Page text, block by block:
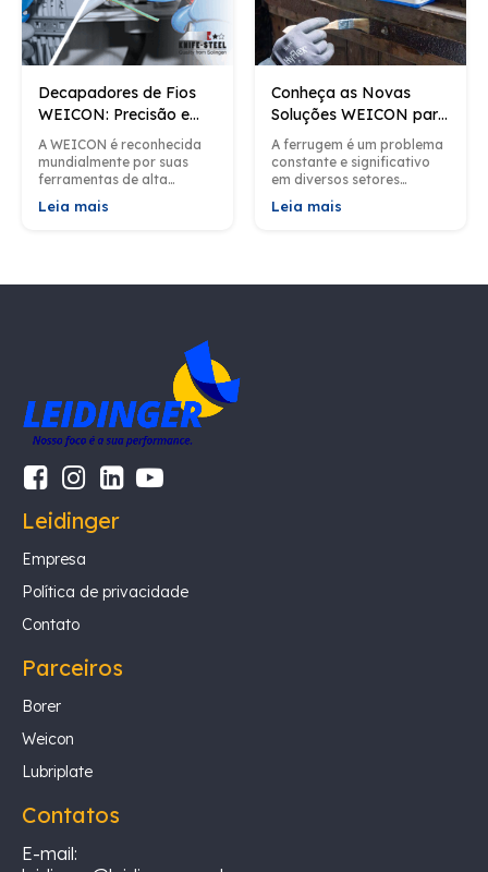
Decapadores de Fios
WEICON: Precisão e
Versatilidade para
Profissionais e
Entusiastas​
A WEICON é reconhecida
mundialmente por suas
ferramentas de alta
qualidade; da mesma
forma, seus decapadores
Leia mais
Conheça as Novas
Soluções WEICON para
Remoção de Ferrugem
A ferrugem é um problema
constante e significativo
em diversos setores
industriais, afetando
estruturas metálicas,
Leia mais
Leidinger
Empresa
Política de privacidade
Contato
Parceiros
Borer
Weicon
Lubriplate
Contatos
E-mail: